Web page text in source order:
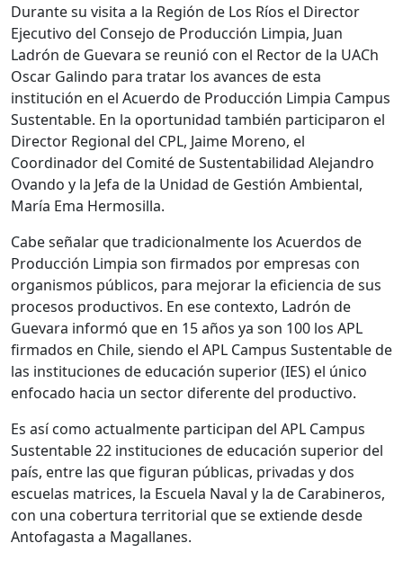
Durante su visita a la Región de Los Ríos el Director
Ejecutivo del Consejo de Producción Limpia, Juan
Ladrón de Guevara se reunió con el Rector de la UACh
Oscar Galindo para tratar los avances de esta
institución en el Acuerdo de Producción Limpia Campus
Sustentable. En la oportunidad también participaron el
Director Regional del CPL, Jaime Moreno, el
Coordinador del Comité de Sustentabilidad Alejandro
Ovando y la Jefa de la Unidad de Gestión Ambiental,
María Ema Hermosilla.
Cabe señalar que tradicionalmente los Acuerdos de
Producción Limpia son firmados por empresas con
organismos públicos, para mejorar la eficiencia de sus
procesos productivos. En ese contexto, Ladrón de
Guevara informó que en 15 años ya son 100 los APL
firmados en Chile, siendo el APL Campus Sustentable de
las instituciones de educación superior (IES) el único
enfocado hacia un sector diferente del productivo.
Es así como actualmente participan del APL Campus
Sustentable 22 instituciones de educación superior del
país, entre las que figuran públicas, privadas y dos
escuelas matrices, la Escuela Naval y la de Carabineros,
con una cobertura territorial que se extiende desde
Antofagasta a Magallanes.